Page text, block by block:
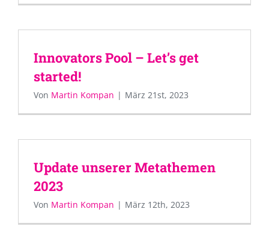
Innovators Pool – Let’s get
started!
Von Martin Kompan | März 21st, 2023
Update unserer Metathemen
2023
Von Martin Kompan | März 12th, 2023